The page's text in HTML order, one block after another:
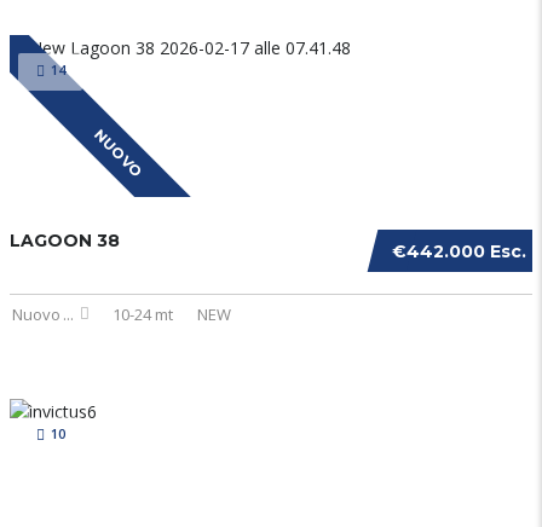
NUOVO
14
€442.000 Esc.
LAGOON 38
Nuovo ... 10-24 mt NEW
10